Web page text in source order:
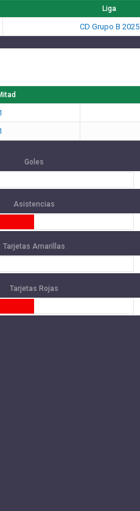
Liga
CD Grupo B 2025
Goles
Asistencias
Tarjetas Amarillas
Tarjetas Rojas